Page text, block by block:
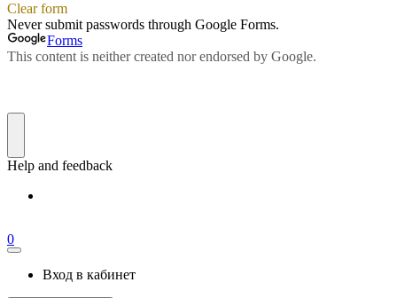
0
Вход в кабинет